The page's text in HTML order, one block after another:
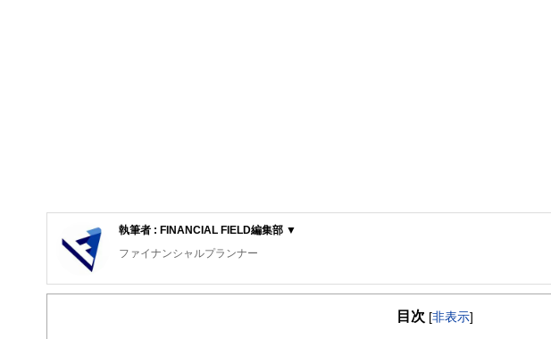
執筆者 : FINANCIAL FIELD編集部 ▼
ファイナンシャルプランナー
FinancialField編集部は、金融、経済に関する記事を、日々の暮らしにどのような影響を
目次 [非表示]